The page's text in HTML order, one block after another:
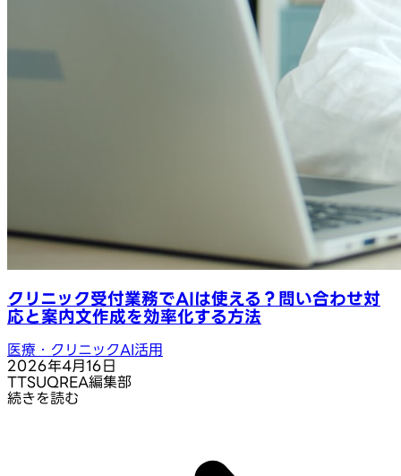
クリニック受付業務でAIは使える？問い合わせ対
応と案内文作成を効率化する方法
医療・クリニックAI活用
2026年4月16日
TTSUQREA編集部
続きを読む